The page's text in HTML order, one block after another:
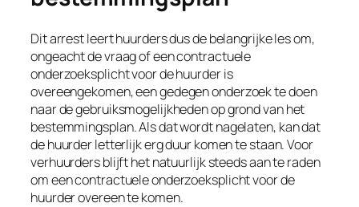
Dit arrest leert huurders dus de belangrijke les om,
ongeacht de vraag of een contractuele
onderzoeksplicht voor de huurder is
overeengekomen, een gedegen onderzoek te doen
naar de gebruiksmogelijkheden op grond van het
bestemmingsplan. Als dat wordt nagelaten, kan dat
de huurder letterlijk erg duur komen te staan. Voor
verhuurders blijft het natuurlijk steeds aan te raden
om een contractuele onderzoeksplicht voor de
huurder overeen te komen.